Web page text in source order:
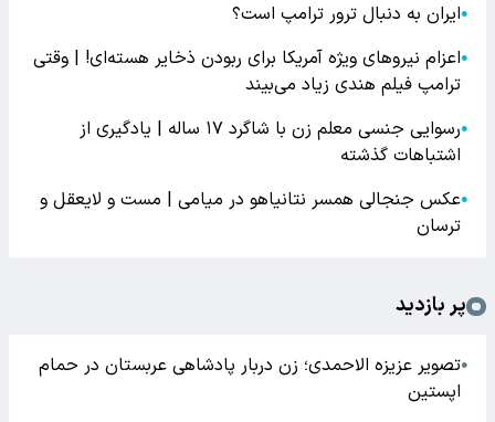
●ایران به دنبال ترور ترامپ است؟
●اعزام نیروهای ویژه آمریکا برای ربودن ذخایر هسته‌ای! | وقتی
ترامپ فیلم هندی زیاد می‌بیند
●
رسوایی جنسی معلم زن با شاگرد ۱۷ ساله | یادگیری از
اشتباهات گذشته
●عکس جنجالی همسر نتانیاهو در میامی | مست و لایعقل و
ترسان
پر بازدید
●تصویر عزیزه الاحمدی؛ زن دربار پادشاهی عربستان در حمام
اپستین